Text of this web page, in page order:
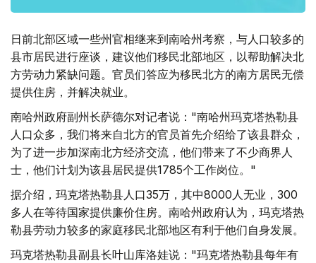
日前北部区域一些州官相继来到南哈州考察，与人口较多的
县市居民进行座谈，建议他们移民北部地区，以帮助解决北
方劳动力紧缺问题。官员们答应为移民北方的南方居民无偿
提供住房，并解决就业。
南哈州政府副州长萨德尔对记者说："南哈州玛克塔热勒县
人口众多，我们将来自北方的官员首先介绍给了该县群众，
为了进一步加深南北方经济交流，他们带来了不少商界人
士，他们计划为该县居民提供1785个工作岗位。"
据介绍，玛克塔热勒县人口35万，其中8000人无业，300
多人在等待国家提供廉价住房。南哈州政府认为，玛克塔热
勒县劳动力较多的家庭移民北部地区有利于他们自身发展。
玛克塔热勒县副县长叶山库洛娃说："玛克塔热勒县每年有